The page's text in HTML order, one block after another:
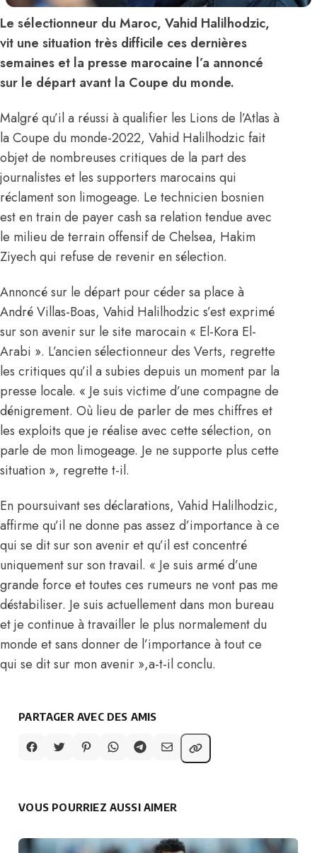
Le sélectionneur du Maroc, Vahid Halilhodzic,
vit une situation très difficile ces dernières
semaines et la presse marocaine l’a annoncé
sur le départ avant la Coupe du monde.
Malgré qu’il a réussi à qualifier les Lions de l’Atlas à
la Coupe du monde-2022, Vahid Halilhodzic fait
objet de nombreuses critiques de la part des
journalistes et les supporters marocains qui
réclament son limogeage. Le technicien bosnien
est en train de payer cash sa relation tendue avec
le milieu de terrain offensif de Chelsea, Hakim
Ziyech qui refuse de revenir en sélection.
Annoncé sur le départ pour céder sa place à
André Villas-Boas, Vahid Halilhodzic s’est exprimé
sur son avenir sur le site marocain « El-Kora El-
Arabi ». L’ancien sélectionneur des Verts, regrette
les critiques qu’il a subies depuis un moment par la
presse locale. « Je suis victime d’une compagne de
dénigrement. Où lieu de parler de mes chiffres et
les exploits que je réalise avec cette sélection, on
parle de mon limogeage. Je ne supporte plus cette
situation », regrette t-il.
En poursuivant ses déclarations, Vahid Halilhodzic,
affirme qu’il ne donne pas assez d’importance à ce
qui se dit sur son avenir et qu’il est concentré
uniquement sur son travail. « Je suis armé d’une
grande force et toutes ces rumeurs ne vont pas me
déstabiliser. Je suis actuellement dans mon bureau
et je continue à travailler le plus normalement du
monde et sans donner de l’importance à tout ce
qui se dit sur mon avenir »,a-t-il conclu.
PARTAGER AVEC DES AMIS
VOUS POURRIEZ AUSSI AIMER